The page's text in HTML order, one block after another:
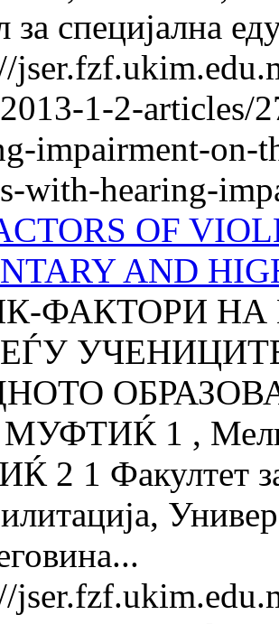
за специјална
1-2-articles/
impairment-on-
with-hearing-
OF
AND
ФАКТОРИ
МУФТИЌ 1 ,
2 1 Факултет за